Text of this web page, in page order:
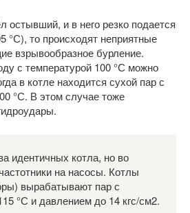
остывший, и в него резко подается
°С), то происходят неприятные
взрывообразное бурление.
с температурой 100 °С можно
в котле находится сухой пар с
°С. В этом случае тоже
идентичных котла, но во
на насосы. Котлы
вырабатывают пар с
°С и давлением до 14 кгс/см2.